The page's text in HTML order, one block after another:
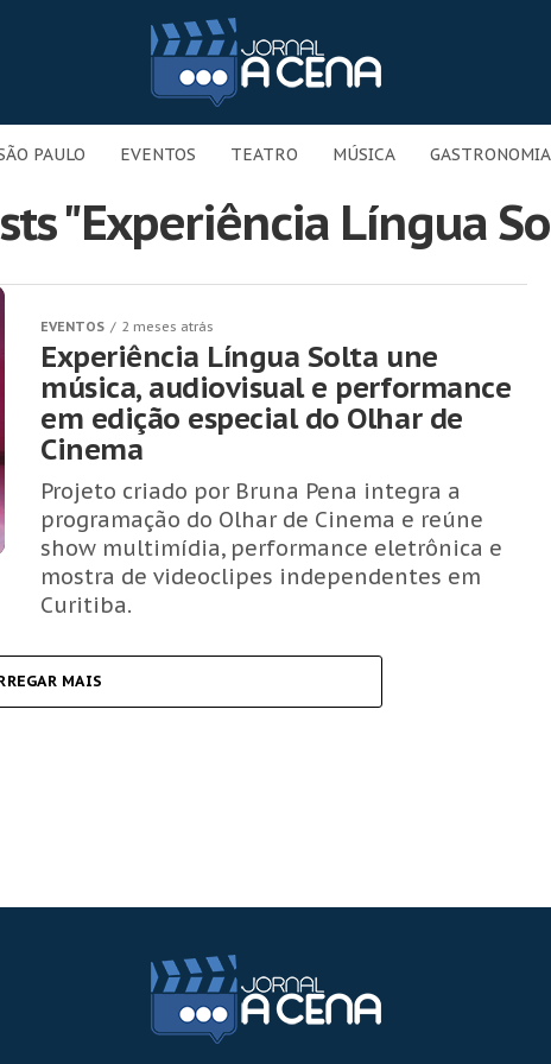
PAULO EVENTOS TEATRO MÚSICA GASTRONOMIA
"Experiência Língua
EVENTOS 2 meses atrás
Experiência Língua Solta une
música, audiovisual e performance
em edição especial do Olhar de
Cinema
Projeto criado por Bruna Pena integra a
programação do Olhar de Cinema e reúne
show multimídia, performance eletrônica e
mostra de videoclipes independentes em
Curitiba.
MAIS